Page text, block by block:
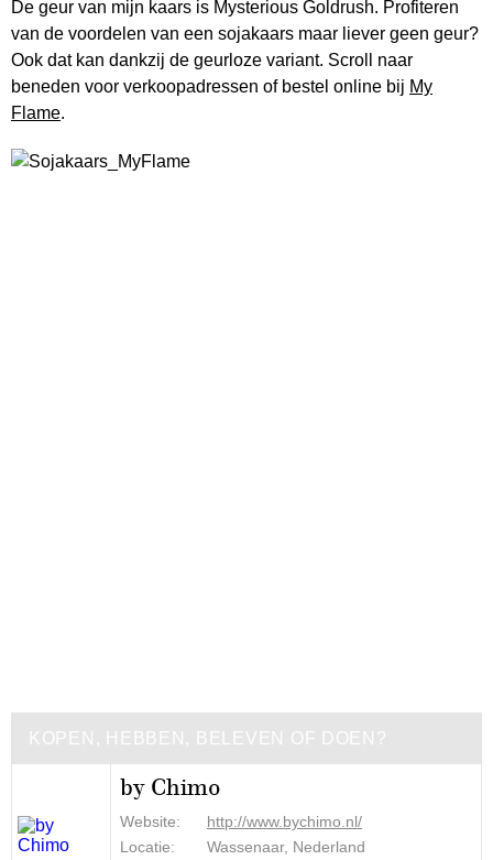
De geur van mijn kaars is Mysterious Goldrush. Profiteren
van de voordelen van een sojakaars maar liever geen geur?
Ook dat kan dankzij de geurloze variant. Scroll naar
beneden voor verkoopadressen of bestel online bij My
Flame.
KOPEN, HEBBEN, BELEVEN OF DOEN?
by Chimo
Website:
http://www.bychimo.nl/
Locatie:
Wassenaar, Nederland